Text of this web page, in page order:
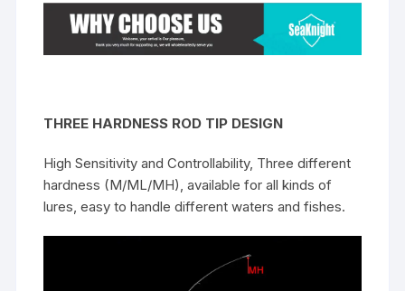
THREE HARDNESS ROD TIP DESIGN
High Sensitivity and Controllability, Three different
hardness (M/ML/MH), available for all kinds of
lures, easy to handle different waters and fishes.